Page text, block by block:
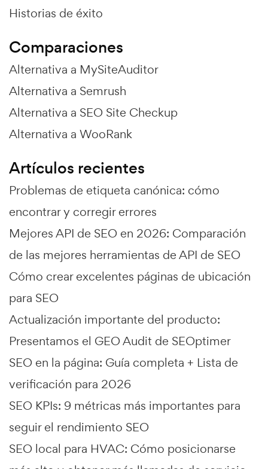
Historias de éxito
Comparaciones
Alternativa a MySiteAuditor
Alternativa a Semrush
Alternativa a SEO Site Checkup
Alternativa a WooRank
Artículos recientes
Problemas de etiqueta canónica: cómo
encontrar y corregir errores
Mejores API de SEO en 2026: Comparación
de las mejores herramientas de API de SEO
Cómo crear excelentes páginas de ubicación
para SEO
Actualización importante del producto:
Presentamos el GEO Audit de SEOptimer
SEO en la página: Guía completa + Lista de
verificación para 2026
SEO KPIs: 9 métricas más importantes para
seguir el rendimiento SEO
SEO local para HVAC: Cómo posicionarse